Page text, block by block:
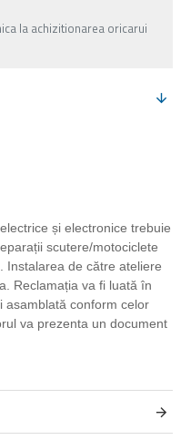
la achizitionarea oricarui
și electronice trebuie
scutere/motociclete
Instalarea de către ateliere
Reclamația va fi luată în
asamblată conform celor
va prezenta un document